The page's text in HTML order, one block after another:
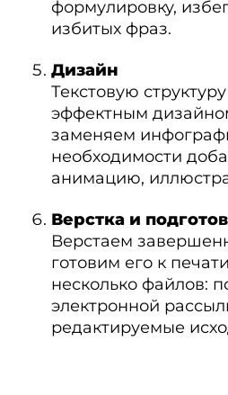
формулировку,
избитых фраз.
Дизайн
Текстовую
эффектным
заменяем
необходимости
анимацию,
Верстка и
Верстаем
готовим его к
несколько файлов:
электронной
редактируемые